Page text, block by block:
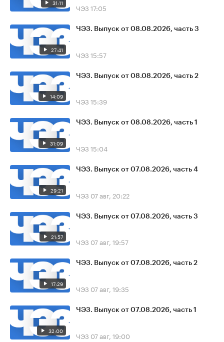
31:11 ЧЭЗ 17:05
27:41
ЧЭЗ. Выпуск от 08.08.2026, часть 3
ЧЭЗ 15:57
14:09
ЧЭЗ. Выпуск от 08.08.2026, часть 2
ЧЭЗ 15:39
31:09
ЧЭЗ. Выпуск от 08.08.2026, часть 1
ЧЭЗ 15:04
29:21
ЧЭЗ. Выпуск от 07.08.2026, часть 4
ЧЭЗ 07 авг, 20:22
21:57
ЧЭЗ. Выпуск от 07.08.2026, часть 3
ЧЭЗ 07 авг, 19:57
17:29
ЧЭЗ. Выпуск от 07.08.2026, часть 2
ЧЭЗ 07 авг, 19:35
32:00
ЧЭЗ. Выпуск от 07.08.2026, часть 1
ЧЭЗ 07 авг, 19:00